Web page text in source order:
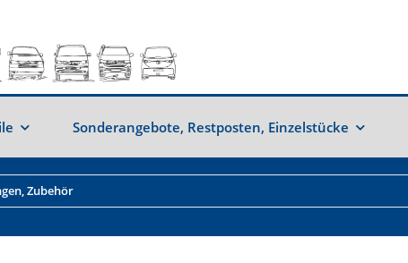
Sonderangebote, Restposten, Einzelstücke
Zubehör